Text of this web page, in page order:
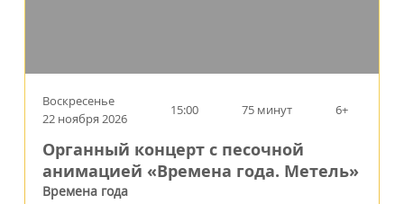
Воскресенье
22 ноября 2026
15:00 75 минут 6+
Органный концерт с песочной
анимацией «Времена года. Метель»
Времена года